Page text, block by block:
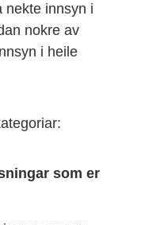
nekte innsyn i
nokre av
i heile
som er